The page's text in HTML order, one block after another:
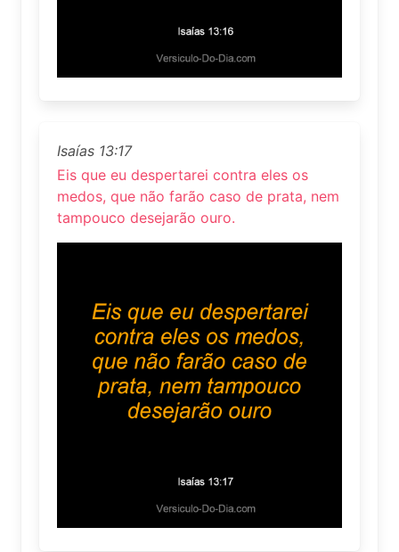
Isaías 13:17
Eis que eu despertarei contra eles os
medos, que não farão caso de prata, nem
tampouco desejarão ouro.